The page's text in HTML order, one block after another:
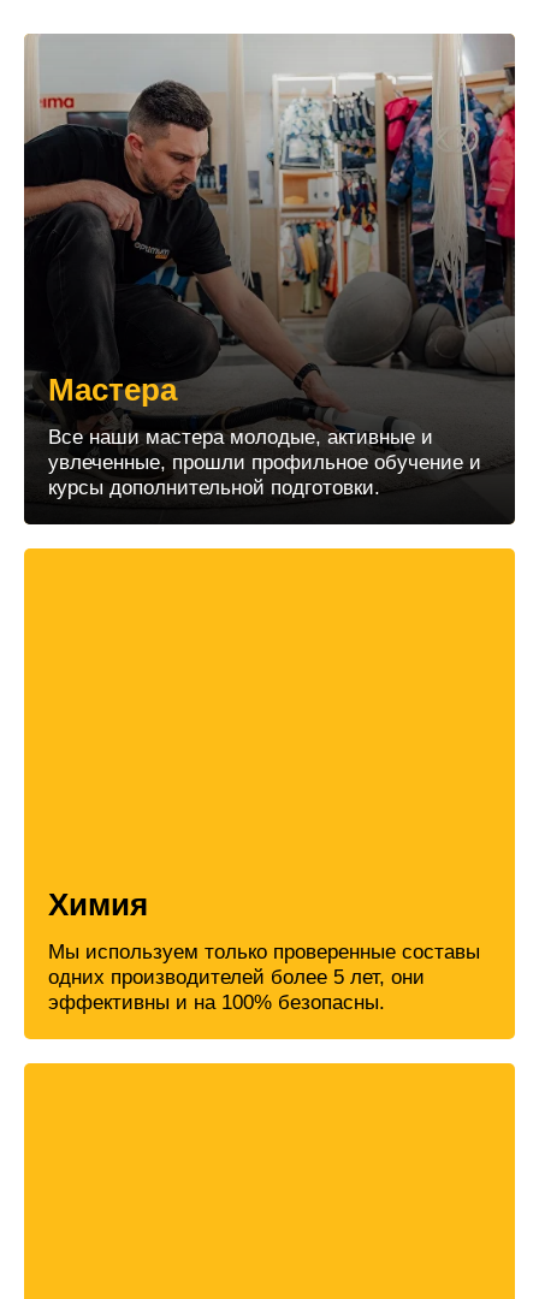
Мастера
Все наши мастера молодые, активные и
увлеченные, прошли профильное обучение и
курсы дополнительной подготовки.
Химия
Мы используем только проверенные составы
одних производителей более 5 лет, они
эффективны и на 100% безопасны.